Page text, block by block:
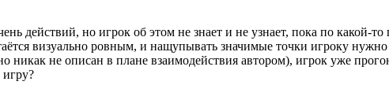
действий, но игрок об этом не знает и не узнает, пока по какой-
визуально ровным, и нащупывать значимые точки игроку
не описан в плане взаимодействия автором), игрок уже